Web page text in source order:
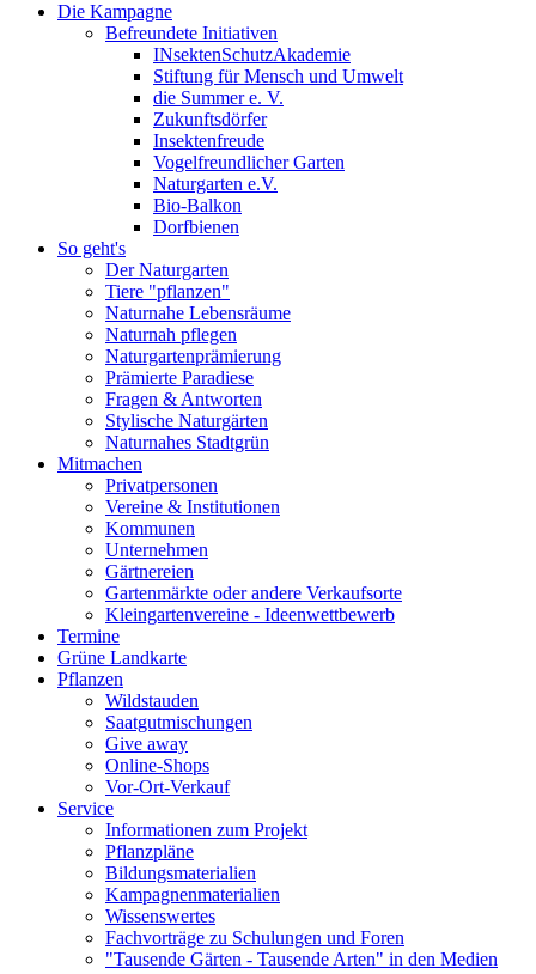
Die Kampagne
Befreundete Initiativen
INsektenSchutzAkademie
Stiftung für Mensch und Umwelt
die Summer e. V.
Zukunftsdörfer
Insektenfreude
Vogelfreundlicher Garten
Naturgarten e.V.
Bio-Balkon
Dorfbienen
So geht's
Der Naturgarten
Tiere "pflanzen"
Naturnahe Lebensräume
Naturnah pflegen
Naturgartenprämierung
Prämierte Paradiese
Fragen & Antworten
Stylische Naturgärten
Naturnahes Stadtgrün
Mitmachen
Privatpersonen
Vereine & Institutionen
Kommunen
Unternehmen
Gärtnereien
Gartenmärkte oder andere Verkaufsorte
Kleingartenvereine - Ideenwettbewerb
Termine
Grüne Landkarte
Pflanzen
Wildstauden
Saatgutmischungen
Give away
Online-Shops
Vor-Ort-Verkauf
Service
Informationen zum Projekt
Pflanzpläne
Bildungsmaterialien
Kampagnenmaterialien
Wissenswertes
Fachvorträge zu Schulungen und Foren
"Tausende Gärten - Tausende Arten" in den Medien